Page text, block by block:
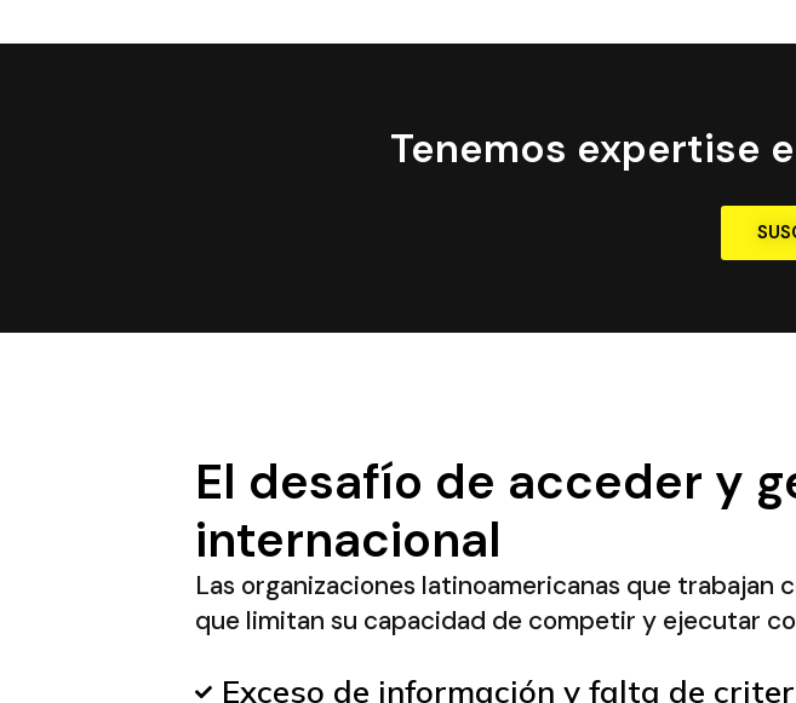
Tenemos expertise
El desafío de acceder y
internacional
Las organizaciones latinoamericanas que
que limitan su capacidad de competir y ejecutar
Exceso de información y falta de